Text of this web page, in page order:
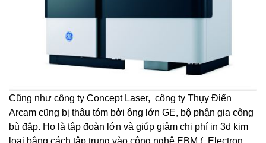
Cũng như công ty Concept Laser, công ty Thụy Điển
Arcam cũng bị thâu tóm bởi ông lớn GE, bộ phận gia công
bù đắp. Họ là tập đoàn lớn và giúp giảm chi phí in 3d kim